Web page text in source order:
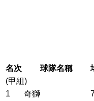
名次
球隊名稱
(甲組)
1
奇獅